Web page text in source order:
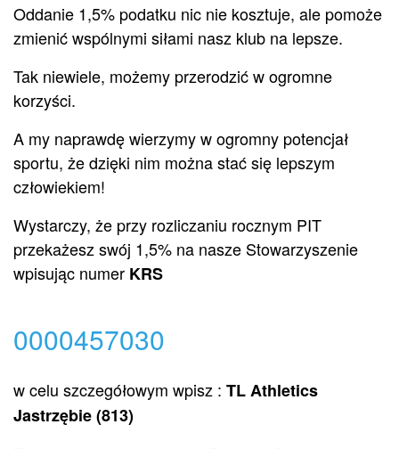
Oddanie 1,5% podatku nic nie kosztuje, ale pomoże
zmienić wspólnymi siłami nasz klub na lepsze.
Tak niewiele, możemy przerodzić w ogromne
korzyści.
A my naprawdę wierzymy w ogromny potencjał
sportu, że dzięki nim można stać się lepszym
człowiekiem!
Wystarczy, że przy rozliczaniu rocznym PIT
przekażesz swój 1,5% na nasze Stowarzyszenie
wpisując numer KRS
0000457030
w celu szczegółowym wpisz : TL Athletics
Jastrzębie (813)